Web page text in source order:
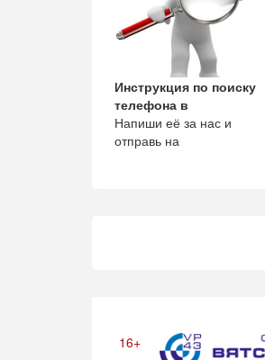
Инструкция по поиску
телефона в
Напиши её за нас и
отправь на
16+